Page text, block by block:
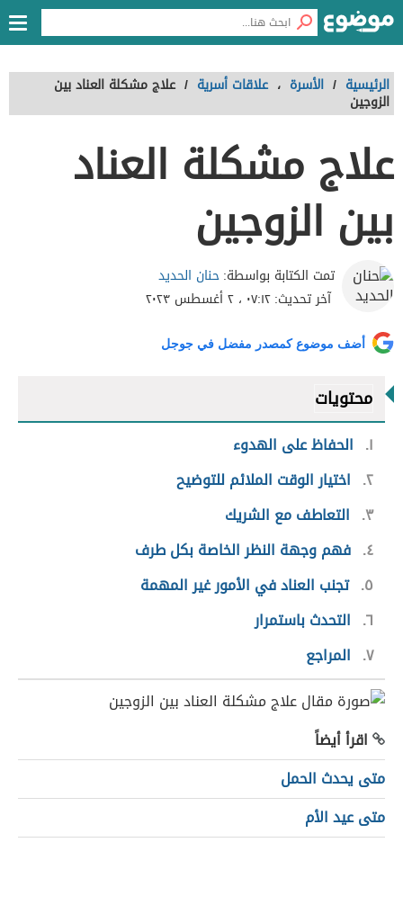
الرئيسية / الأسرة ، علاقات أسرية / علاج مشكلة العناد بين
الزوجين
علاج مشكلة العناد
بين الزوجين
تمت الكتابة بواسطة:حنان الحديد
آخر تحديث:٠٧:١٢ ، ٢ أغسطس ٢٠٢٣
أضف موضوع كمصدر مفضل في جوجل
محتويات
١
الحفاظ على الهدوء
٢ اختيار الوقت الملائم للتوضيح
٣
التعاطف مع الشريك
٤ فهم وجهة النظر الخاصة بكل طرف
٥ تجنب العناد في الأمور غير المهمة
٦ التحدث باستمرار
٧ المراجع
اقرأ أيضاً
متى يحدث الحمل
متى عيد الأم